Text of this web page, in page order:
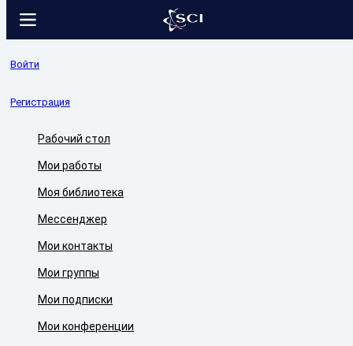
Войти
Регистрация
Рабочий стол
Мои работы
Моя библиотека
Мессенджер
Мои контакты
Мои группы
Мои подписки
Мои конференции